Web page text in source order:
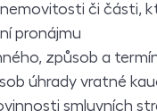
či části,
pronájmu
způsob a
úhrady vratné
smluvních